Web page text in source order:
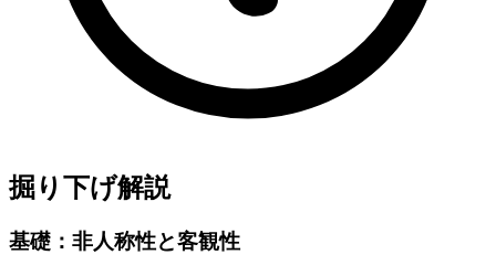
掘り下げ解説
基礎：非人称性と客観性